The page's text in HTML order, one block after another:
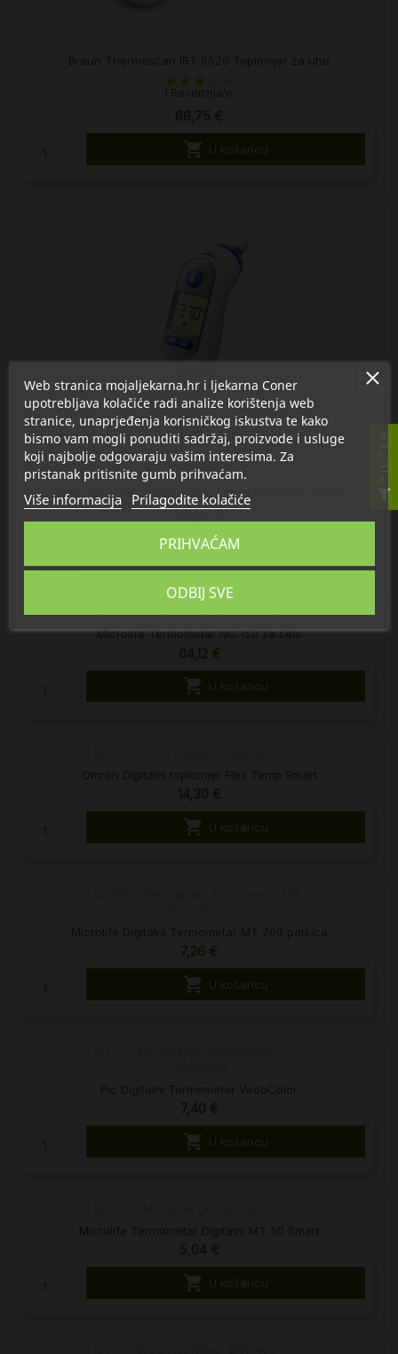
88,75 €
 U košaricu
Braun IRT 6525 Thermoscan 7 Plus toplomjer za uho
95,00 €
 U košaricu
Microlife Termometar NC 150 za čelo
64,12 €
 U košaricu
14,30 €
 U košaricu
7,26 €
 U košaricu
7,40 €
 U košaricu
5,04 €
 U košaricu
Web stranica mojaljekarna.hr i ljekarna Coner
upotrebljava kolačiće radi analize korištenja web
stranice, unaprjeđenja korisničkog iskustva te kako
bismo vam mogli ponuditi sadržaj, proizvode i usluge
koji najbolje odgovaraju vašim interesima. Za
pristanak pritisnite gumb prihvaćam.
Više informacija Prilagodite kolačiće
ODBIJ SVE
PRIHVAĆAM
FILTER